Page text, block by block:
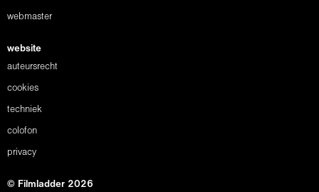
webmaster
website
auteursrecht
cookies
techniek
colofon
privacy
© Filmladder 2026